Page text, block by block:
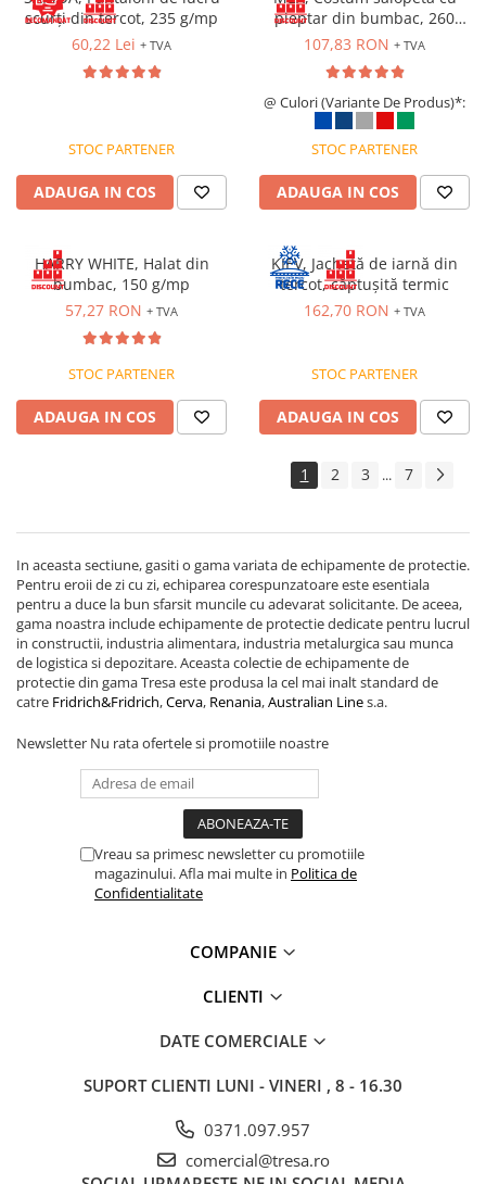
scurți din tercot, 235 g/mp
60,22 Lei + TVA
STOC PARTENER
ADAUGA IN COS
pieptar din bumbac, 260
g/mp
107,83 RON + TVA
@ Culori (Variante De Produs)*:
STOC PARTENER
ADAUGA IN COS
HARRY WHITE, Halat din
bumbac, 150 g/mp
57,27 RON + TVA
STOC PARTENER
ADAUGA IN COS
KIEV, Jachetă de iarnă din
tercot, căptușită termic
162,70 RON + TVA
STOC PARTENER
ADAUGA IN COS
1 2 3 ... 7
In aceasta sectiune, gasiti o gama variata de echipamente de protectie.
Pentru eroii de zi cu zi, echiparea corespunzatoare este esentiala
pentru a duce la bun sfarsit muncile cu adevarat solicitante. De aceea,
gama noastra include echipamente de protectie dedicate pentru lucrul
in constructii, industria alimentara, industria metalurgica sau munca
de logistica si depozitare. Aceasta colectie de echipamente de
protectie din gama Tresa este produsa la cel mai inalt standard de
catre Fridrich&Fridrich,Cerva, Renania,Australian Lines.a.
Newsletter Nu rata ofertele si promotiile noastre
Vreau sa primesc newsletter cu promotiile
magazinului. Afla mai multe in Politica de
Confidentialitate
COMPANIE
CLIENTI
DATE COMERCIALE
SUPORT CLIENTI LUNI - VINERI , 8 - 16.30
0371.097.957
comercial@tresa.ro